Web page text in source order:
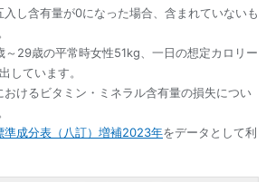
し含有量が0になった場合、含まれていないも
～29歳の平常時女性51kg、一日の想定カロリー
しています。
けるビタミン・ミネラル含有量の損失につい
準成分表（八訂）増補2023年をデータとして利